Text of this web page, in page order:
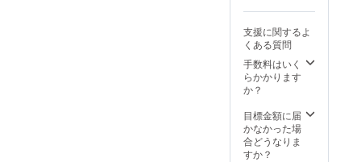
支援に関するよ
くある質問
手数料はいく
らかかります
か？
目標金額に届
かなかった場
合どうなりま
すか？